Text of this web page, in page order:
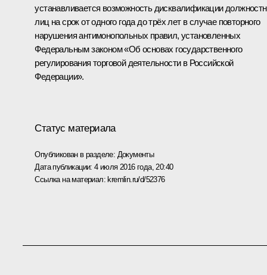
устанавливается возможность дисквалификации
лиц на срок от одного года до трёх лет в случае повторного
нарушения антимонопольных правил, установленных
Федеральным законом «Об основах государственного
регулирования торговой деятельности в Российской
Федерации».
Статус материала
Опубликован в разделе: Документы
Дата публикации:4 июля 2016 года, 20:40
Ссылка на материал: kremlin.ru/d/52376